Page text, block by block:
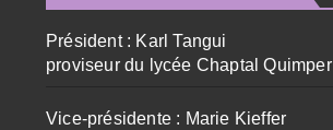
Président : Karl Tangui
proviseur du lycée Chaptal Quimper
Vice-présidente : Marie Kieffer